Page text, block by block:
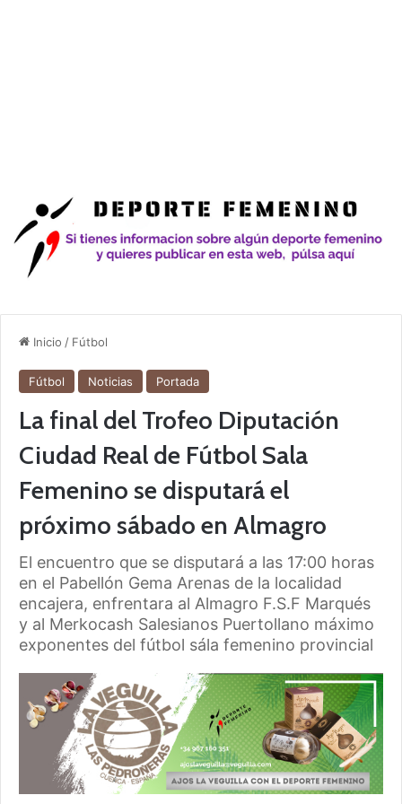
Inicio / Fútbol
Fútbol Noticias Portada
La final del Trofeo Diputación
Ciudad Real de Fútbol Sala
Femenino se disputará el
próximo sábado en Almagro
El encuentro que se disputará a las 17:00 horas
en el Pabellón Gema Arenas de la localidad
encajera, enfrentara al Almagro F.S.F Marqués
y al Merkocash Salesianos Puertollano máximo
exponentes del fútbol sála femenino provincial